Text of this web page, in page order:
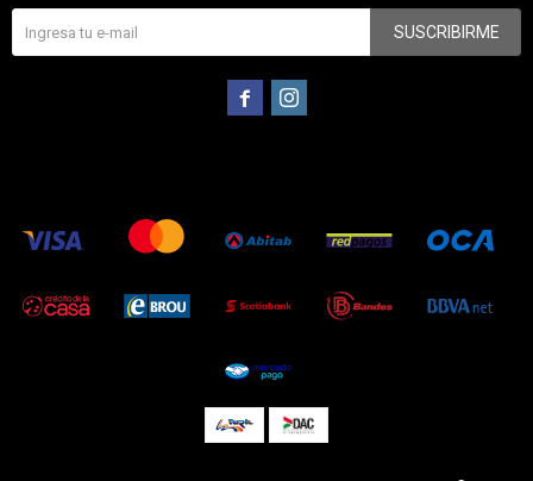
SUSCRIBIRME
 